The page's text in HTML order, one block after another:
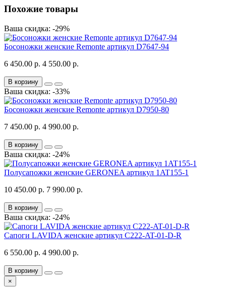
Похожие товары
Ваша скидка: -29%
Босоножки женские Remonte артикул D7647-94
6 450.00 р. 4 550.00 р.
В корзину
Ваша скидка: -33%
Босоножки женские Remonte артикул D7950-80
7 450.00 р. 4 990.00 р.
В корзину
Ваша скидка: -24%
Полусапожки женские GERONEA артикул 1AT155-1
10 450.00 р. 7 990.00 р.
В корзину
Ваша скидка: -24%
Сапоги LAVIDA женские артикул C222-AT-01-D-R
6 550.00 р. 4 990.00 р.
В корзину
×